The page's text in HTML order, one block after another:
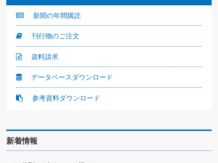
新聞の年間購読
刊行物のご注文
資料請求
データベースダウンロード
参考資料ダウンロード
新着情報